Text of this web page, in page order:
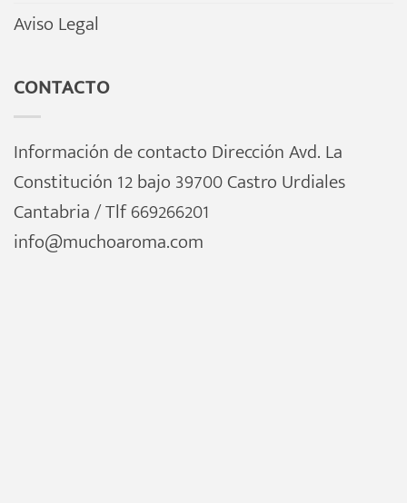
Aviso Legal
CONTACTO
Información de contacto Dirección Avd. La
Constitución 12 bajo 39700 Castro Urdiales
Cantabria / Tlf 669266201
info@muchoaroma.com